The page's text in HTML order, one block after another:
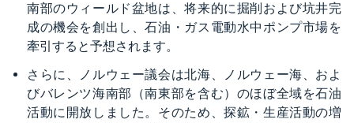
南部のウィールド盆地は、将来的に掘削および坑井完
成の機会を創出し、石油・ガス電動水中ポンプ市場を
牽引すると予想されます。
さらに、ノルウェー議会は北海、ノルウェー海、およ
びバレンツ海南部（南東部を含む）のほぼ全域を石油
活動に開放しました。そのため、探鉱・生産活動の増